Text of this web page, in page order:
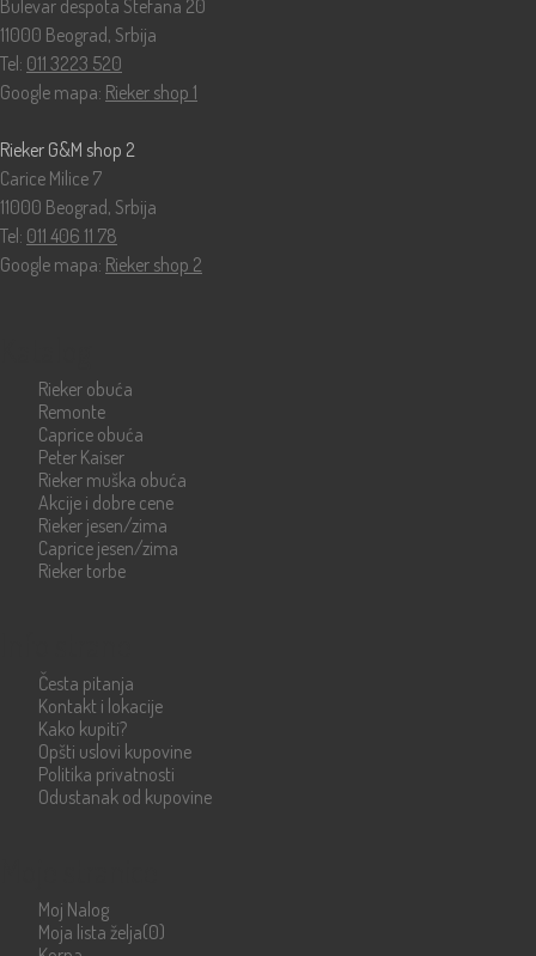
Bulevar despota Stefana 20
11000 Beograd, Srbija
Tel: 011 3223 520
Google mapa: Rieker shop 1
Rieker G&M shop 2
Carice Milice 7
11000 Beograd, Srbija
Tel: 011 406 11 78
Google mapa: Rieker shop 2
Rieker obuća
Remonte
Caprice obuća
Peter Kaiser
Rieker muška obuća
Akcije i dobre cene
Rieker jesen/zima
Caprice jesen/zima
Rieker torbe
Česta pitanja
Kontakt i lokacije
Kako kupiti?
Opšti uslovi kupovine
Politika privatnosti
Odustanak od kupovine
Moj Nalog
Moja lista želja(0)